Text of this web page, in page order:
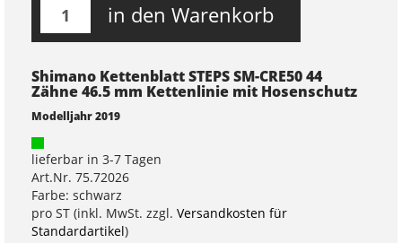
in den Warenkorb
Shimano Kettenblatt STEPS SM-CRE50 44
Zähne 46.5 mm Kettenlinie mit Hosenschutz
Modelljahr 2019
lieferbar in 3-7 Tagen
Art.Nr. 75.72026
Farbe: schwarz
pro ST (inkl. MwSt. zzgl. Versandkosten für
Standardartikel)